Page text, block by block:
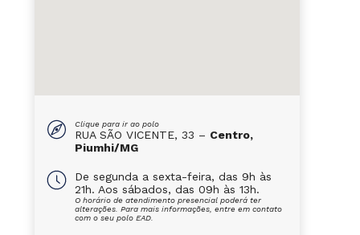
Clique para ir ao polo
RUA SÃO VICENTE, 33 – Centro,
Piumhi/MG
De segunda a sexta-feira, das 9h às
21h. Aos sábados, das 09h às 13h.
O horário de atendimento presencial poderá ter
alterações. Para mais informações, entre em contato
com o seu polo EAD.